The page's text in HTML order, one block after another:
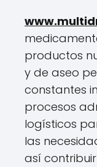
productos
y de aseo
constantes
procesos
logísticos
las
así